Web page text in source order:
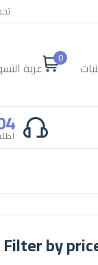
0
عربة
Filter by